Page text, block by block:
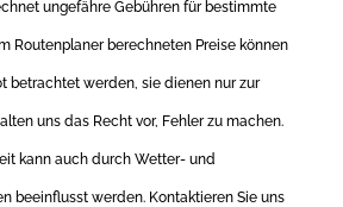
ungefähre Gebühren für bestimmte
Routenplaner berechneten Preise können
betrachtet werden, sie dienen nur zur
uns das Recht vor, Fehler zu machen.
kann auch durch Wetter- und
beeinflusst werden. Kontaktieren Sie uns